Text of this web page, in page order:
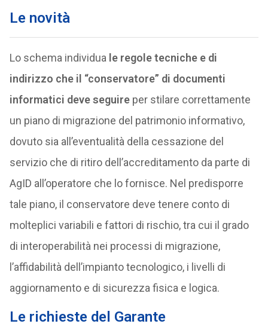
Le novità
Lo schema individua le regole tecniche e di
indirizzo che il “conservatore” di documenti
informatici deve seguireper stilare correttamente
un piano di migrazione del patrimonio informativo,
dovuto sia all’eventualità della cessazione del
servizio che di ritiro dell’accreditamento da parte di
AgID all’operatore che lo fornisce. Nel predisporre
tale piano, il conservatore deve tenere conto di
molteplici variabili e fattori di rischio, tra cui il grado
di interoperabilità nei processi di migrazione,
l’affidabilità dell’impianto tecnologico, i livelli di
aggiornamento e di sicurezza fisica e logica.
Le richieste del Garante